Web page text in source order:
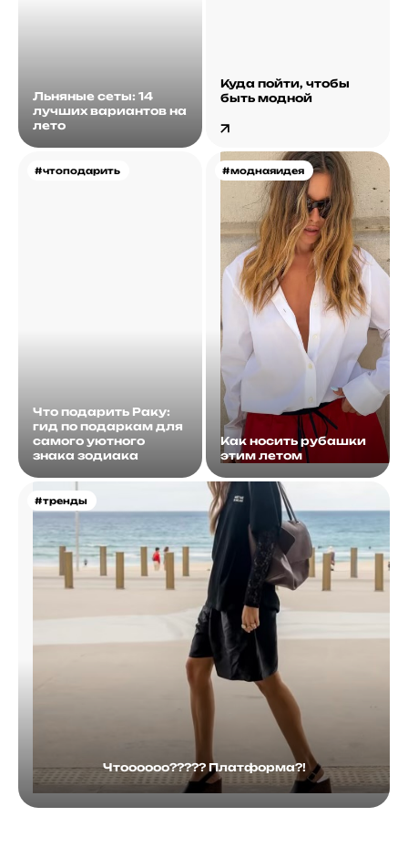
Льняные сеты: 14
лучших вариантов на
лето
Куда пойти, чтобы
быть модной
#чтоподарить
Что подарить Раку:
гид по подаркам для
самого уютного
знака зодиака
#моднаяидея
Как носить рубашки
этим летом
#тренды
Чтоооооо????? Платформа?!